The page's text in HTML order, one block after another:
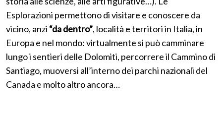
Esplorazioni permettono di visitare e conoscere da
vicino, anzi “da dentro”, località e territori in Italia, in
Europa e nel mondo: virtualmente si può camminare
lungo i sentieri delle Dolomiti, percorrere il Cammino di
Santiago, muoversi all’interno dei parchi nazionali del
Canada e molto altro ancora…